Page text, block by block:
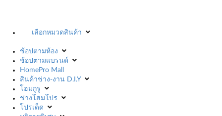
เลือกหมวดสินค้า
ช้อปตามห้อง
ช้อปตามแบรนด์
HomePro Mall
สินค้าช่าง-งาน D.I.Y
โฮมกูรู
ช่างโฮมโปร
โปรเด็ด